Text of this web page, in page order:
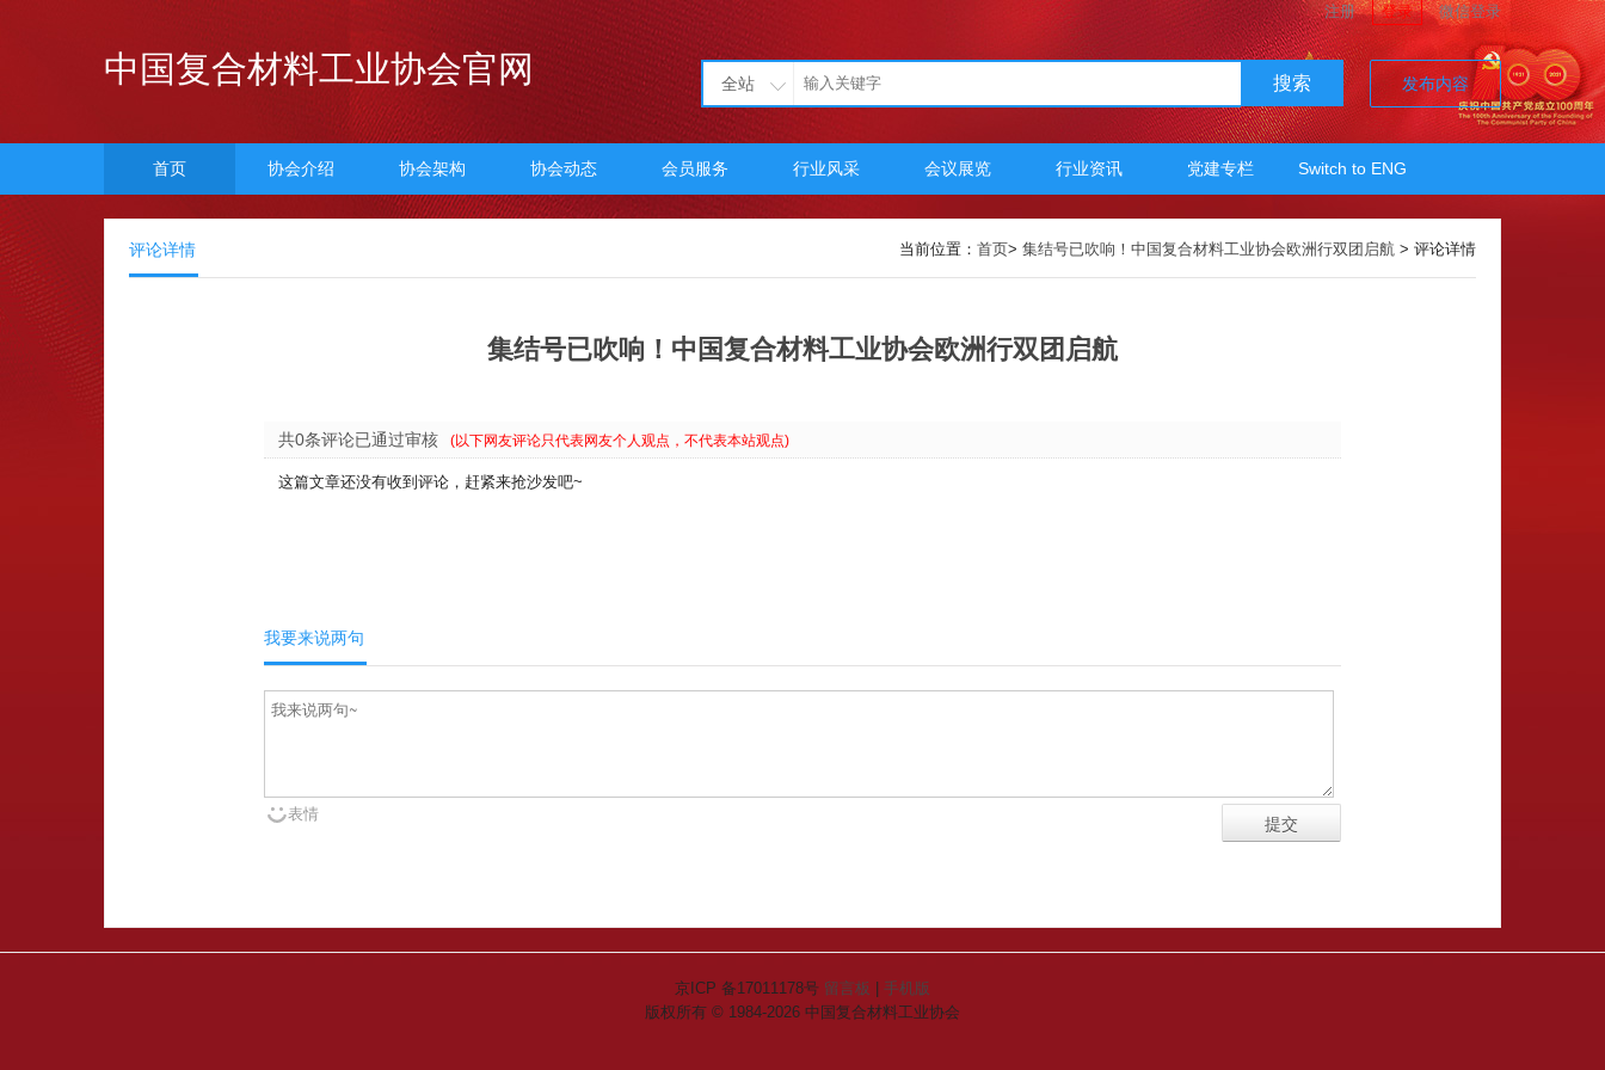
注册 登录 微信登录
中国复合材料工业协会官网 全站 搜索 发布内容
首页 协会介绍 协会架构 协会动态 会员服务 行业风采 会议展览 行业资讯 党建专栏 Switch to ENG
评论详情 当前位置： 首页> 集结号已吹响！中国复合材料工业协会欧洲行双团启航 > 评论详情
集结号已吹响！中国复合材料工业协会欧洲行双团启航
共0条评论已通过审核 (以下网友评论只代表网友个人观点，不代表本站观点)
这篇文章还没有收到评论，赶紧来抢沙发吧~
我要来说两句
表情
京ICP 备17011178号 留言板
手机版
版权所有 © 1984-2026 中国复合材料工业协会